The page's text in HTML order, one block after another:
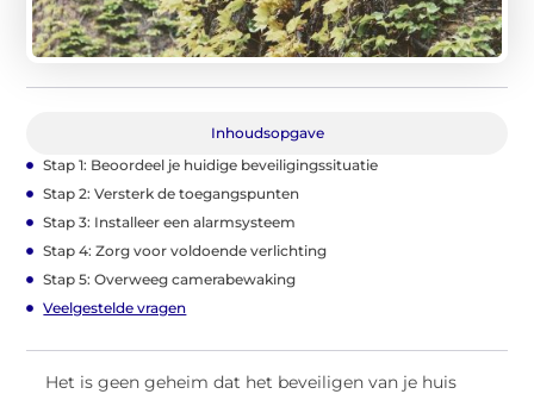
Inhoudsopgave
Stap 1: Beoordeel je huidige beveiligingssituatie
Stap 2: Versterk de toegangspunten
Stap 3: Installeer een alarmsysteem
Stap 4: Zorg voor voldoende verlichting
Stap 5: Overweeg camerabewaking
Veelgestelde vragen
Het is geen geheim dat het beveiligen van je huis